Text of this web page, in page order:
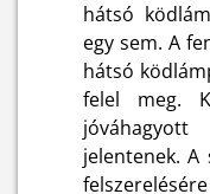
hátsó
egy sem. A
hátsó
felel meg.
jelentenek. A